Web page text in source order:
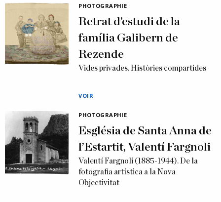
PHOTOGRAPHIE
Retrat d’estudi de la
família Galibern de
Rezende
Vides privades. Històries compartides
VOIR
PHOTOGRAPHIE
Església de Santa Anna de
l’Estartit, Valentí Fargnoli
Valentí Fargnoli (1885-1944). De la
fotografia artística a la Nova
Objectivitat